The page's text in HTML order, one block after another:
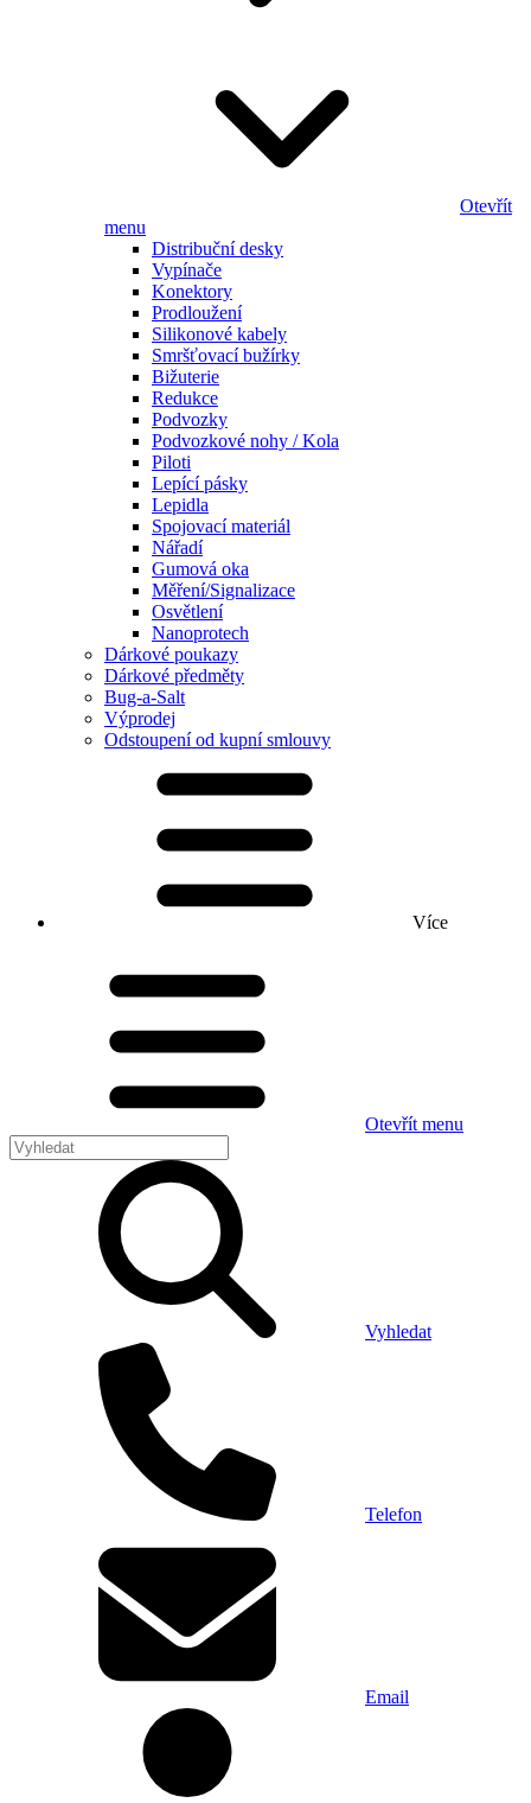
Otevřít
menu
Distribuční desky
Vypínače
Konektory
Prodloužení
Silikonové kabely
Smršťovací bužírky
Bižuterie
Redukce
Podvozky
Podvozkové nohy / Kola
Piloti
Lepící pásky
Lepidla
Spojovací materiál
Nářadí
Gumová oka
Měření/Signalizace
Osvětlení
Nanoprotech
Dárkové poukazy
Dárkové předměty
Bug-a-Salt
Výprodej
Odstoupení od kupní smlouvy
Více
Otevřít menu
Vyhledat
Telefon
Email